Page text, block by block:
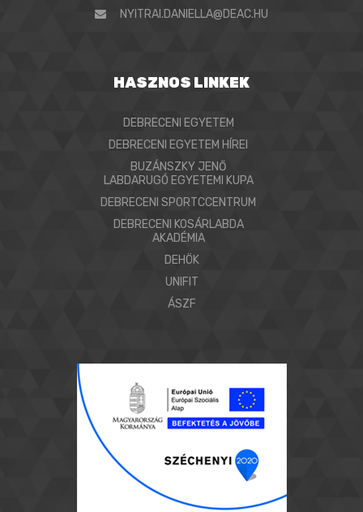
NYITRAI.DANIELLA@DEAC.HU
HASZNOS LINKEK
DEBRECENI EGYETEM
DEBRECENI EGYETEM HÍREI
BUZÁNSZKY JENŐ
LABDARUGÓ EGYETEMI KUPA
DEBRECENI SPORTCCENTRUM
DEBRECENI KOSÁRLABDA
AKADÉMIA
DEHÖK
UNIFIT
ÁSZF